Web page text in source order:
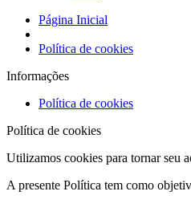
Página Inicial
Política de cookies
Informações
Política de cookies
Política de cookies
Utilizamos cookies para tornar seu
A presente Política tem como